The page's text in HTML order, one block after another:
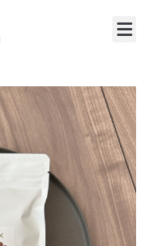
特徴
商品販売
お役立ち情報
お客様の声
お問合せ